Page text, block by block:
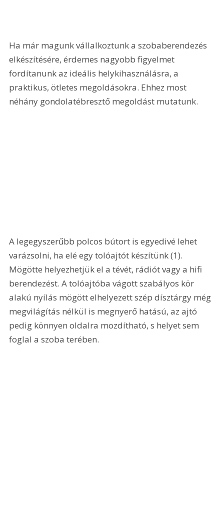
Ha már magunk vállalkoztunk a szobaberendezés
elkészítésére, érdemes nagyobb figyelmet
fordítanunk az ideális helykihasználásra, a
praktikus, ötletes megoldásokra. Ehhez most
néhány gondolatébresztő megoldást mutatunk.
A legegyszerűbb polcos bútort is egyedivé lehet
varázsolni, ha elé egy tolóajtót készítünk (1).
Mögötte helyezhetjük el a tévét, rádiót vagy a hifi
berendezést. A tolóajtóba vágott szabályos kör
alakú nyílás mögött elhelyezett szép dísztárgy még
megvilágítás nélkül is megnyerő hatású, az ajtó
pedig könnyen oldalra mozdítható, s helyet sem
foglal a szoba terében.